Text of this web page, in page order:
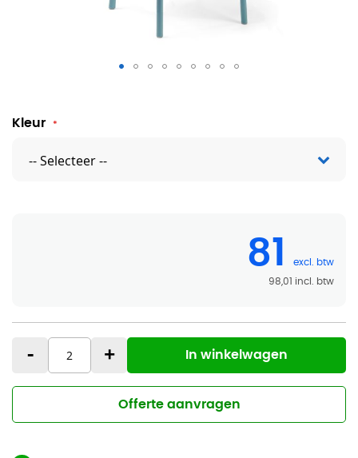
Faro barkruk laag
Kleur
81
98,01
- + In winkelwagen
Offerte aanvragen